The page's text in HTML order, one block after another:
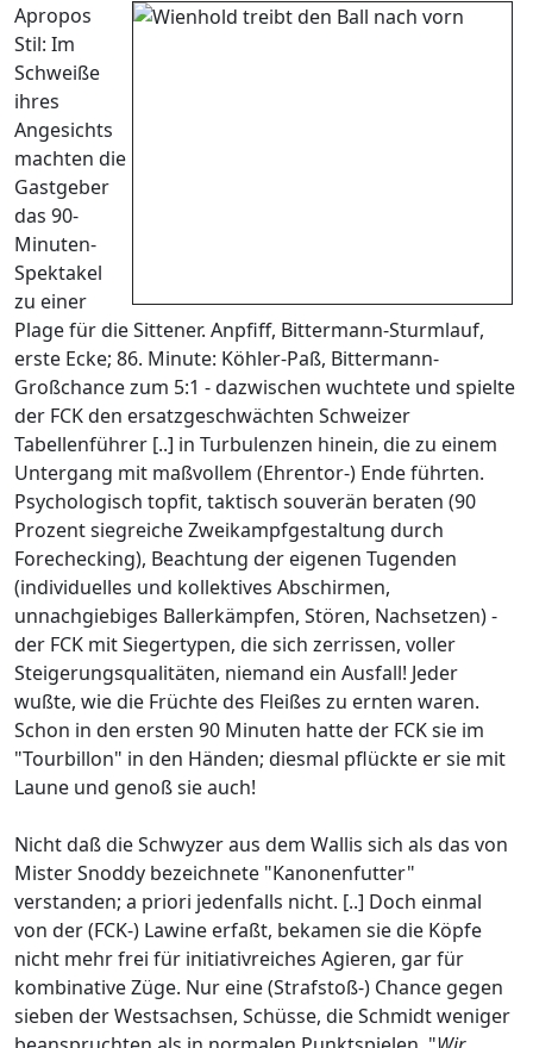
Apropos
Stil: Im
Schweiße
ihres
Angesichts
machten die
Gastgeber
das 90-
Minuten-
Spektakel
zu einer
Plage für die Sittener. Anpfiff, Bittermann-Sturmlauf,
erste Ecke; 86. Minute: Köhler-Paß, Bittermann-
Großchance zum 5:1 - dazwischen wuchtete und spielte
der FCK den ersatzgeschwächten Schweizer
Tabellenführer [..] in Turbulenzen hinein, die zu einem
Untergang mit maßvollem (Ehrentor-) Ende führten.
Psychologisch topfit, taktisch souverän beraten (90
Prozent siegreiche Zweikampfgestaltung durch
Forechecking), Beachtung der eigenen Tugenden
(individuelles und kollektives Abschirmen,
unnachgiebiges Ballerkämpfen, Stören, Nachsetzen) -
der FCK mit Siegertypen, die sich zerrissen, voller
Steigerungsqualitäten, niemand ein Ausfall! Jeder
wußte, wie die Früchte des Fleißes zu ernten waren.
Schon in den ersten 90 Minuten hatte der FCK sie im
"Tourbillon" in den Händen; diesmal pflückte er sie mit
Laune und genoß sie auch!
Nicht daß die Schwyzer aus dem Wallis sich als das von
Mister Snoddy bezeichnete "Kanonenfutter"
verstanden; a priori jedenfalls nicht. [..] Doch einmal
von der (FCK-) Lawine erfaßt, bekamen sie die Köpfe
nicht mehr frei für initiativreiches Agieren, gar für
kombinative Züge. Nur eine (Strafstoß-) Chance gegen
sieben der Westsachsen, Schüsse, die Schmidt weniger